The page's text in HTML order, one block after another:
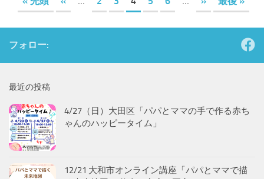
フォロー:
最近の投稿
4/27（日）大田区「パパとママの手で作る赤ち
ゃんのハッピータイム」
12/21 大和市オンライン講座「パパとママで描